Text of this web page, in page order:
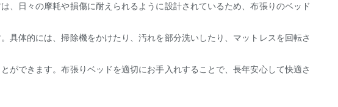
日々の摩耗や損傷に耐えられるように設計されているため、布張りのベッド
体的には、掃除機をかけたり、汚れを部分洗いしたり、マットレスを回転さ
ができます。布張りベッドを適切にお手入れすることで、長年安心して快適さ